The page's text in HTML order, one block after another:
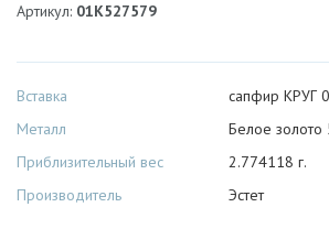
Артикул: 01К527579
Вставка
Металл
Приблизительный вес
Производитель
сапфир КРУГ
Белое
2.774118 г.
Эстет